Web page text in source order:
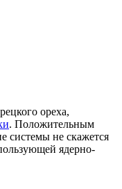
ореха,
. Положительным
системы не скажется
ядерно-